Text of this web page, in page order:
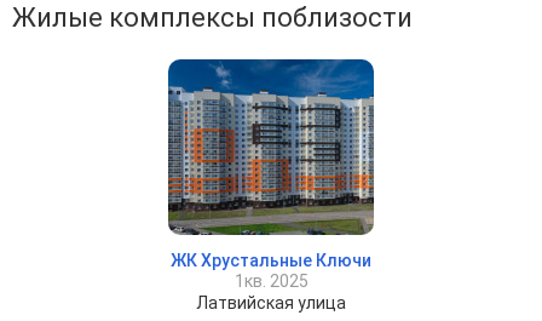
Жилые комплексы поблизости
ЖК Хрустальные Ключи
1кв. 2025
Латвийская улица